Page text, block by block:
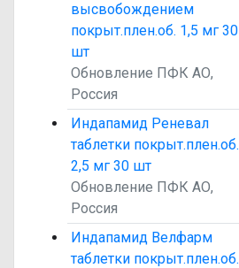
высвобождением
покрыт.плен.об. 1,5 мг 30
шт
Обновление ПФК АО,
Россия
Индапамид Реневал
таблетки покрыт.плен.об.
2,5 мг 30 шт
Обновление ПФК АО,
Россия
Индапамид Велфарм
таблетки покрыт.плен.об.